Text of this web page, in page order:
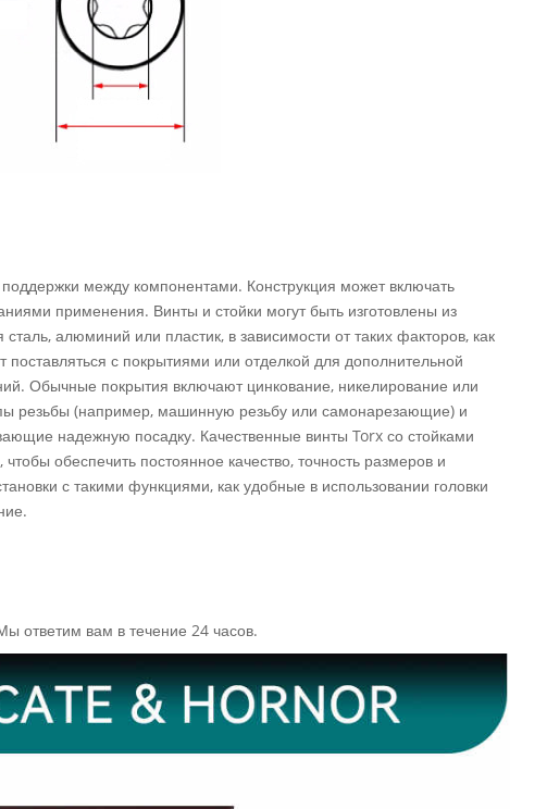
между компонентами. Конструкция может включать
применения. Винты и стойки могут быть изготовлены из
алюминий или пластик, в зависимости от таких факторов, как
поставляться с покрытиями или отделкой для дополнительной
Обычные покрытия включают цинкование, никелирование или
резьбы (например, машинную резьбу или самонарезающие) и
надежную посадку. Качественные винты Torx со стойками
обеспечить постоянное качество, точность размеров и
с такими функциями, как удобные в использовании головки
ответим вам в течение 24 часов.